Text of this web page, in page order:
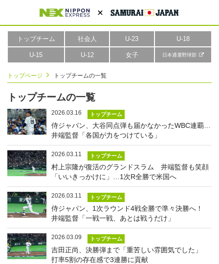
トップチーム 社会人 U-23 U-18
U-15 U-12 女子 日本通運野球部
トップページ トップチームの一覧
トップチームの一覧
2026.03.16 トップチーム
侍ジャパン、大谷同点弾も届かなかったWBC連覇…
井端監督「各国が力をつけている」
2026.03.11 トップチーム
村上宗隆が復活のグランドスラム 井端監督も笑顔
「いいきっかけに」…1次R全勝で米国へ
2026.03.11 トップチーム
侍ジャパン、1次ラウンド4戦全勝で準々決勝へ！
井端監督「一戦一戦、あとは戦うだけ」
2026.03.09 トップチーム
吉田正尚、決勝弾まで「重苦しい雰囲気でした」
打率5割の存在感で3連勝に貢献